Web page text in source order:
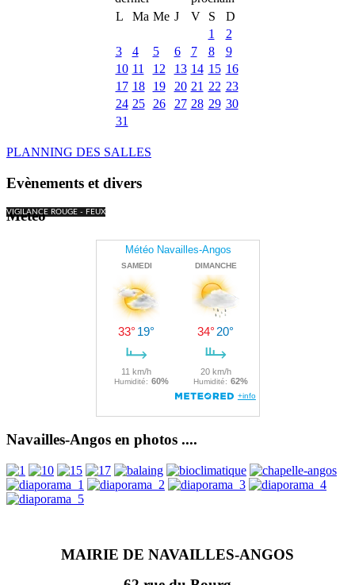
L
Ma Me J V S
D
1
2
3
4 5 6 7 8
9
10 11 12 13 14 15 16
17 18 19 20 21 22 23
24 25 26 27 28 29 30
31
PLANNING DES SALLES
Evènements et divers
VIGILANCE ROUGE - FEUX
Météo
Navailles-Angos en photos ....
MAIRIE DE NAVAILLES-ANGOS